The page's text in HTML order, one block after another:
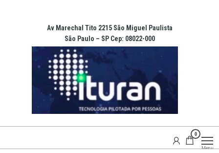
Av Marechal Tito 2215 São Miguel Paulista
São Paulo – SP Cep: 08022-000
0
Menu